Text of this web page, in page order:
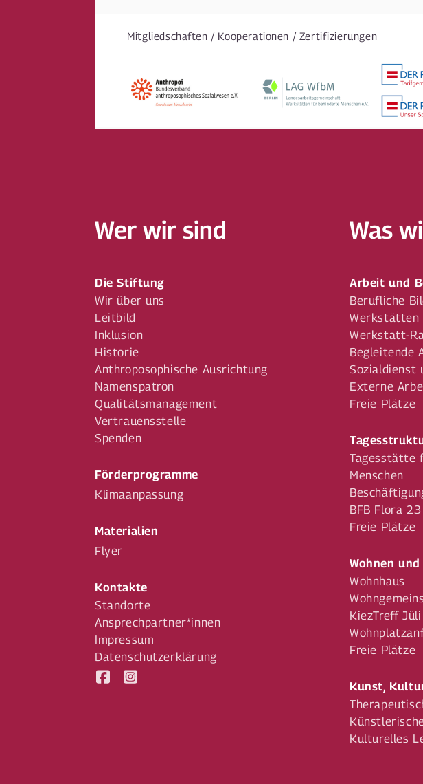
Mitgliedschaften / Kooperationen / Zertifizierungen
Wer wir sind
Die Stiftung
Wir über uns
Leitbild
Inklusion
Historie
Anthroposophische Ausrichtung
Namenspatron
Qualitätsmanagement
Vertrauensstelle
Spenden
Förderprogramme
Klimaanpassung
Materialien
Flyer
Kontakte
Standorte
Ansprechpartner*innen
Impressum
Datenschutzerklärung
Was
Arbeit und
Berufliche
Werkstätten
Werkstatt-
Begleitende
Sozialdienst
Externe
Freie Plätze
Tagesstätte
Menschen
BFB Flora 23
Freie Plätze
Wohnen
Wohnhaus
KiezTreff
Freie Plätze
Kunst,
Kulturelles